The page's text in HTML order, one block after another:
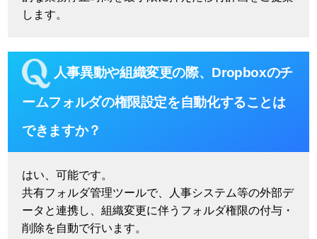
します。
人事異動や組織変更の際、Dropboxのチ
ームフォルダの権限設定を自動化することは
できますか？
はい、可能です。
共有フォルダ管理ツールで、人事システム等の外部デ
ータと連携し、組織変更に伴うフォルダ権限の付与・
削除を自動で行います。